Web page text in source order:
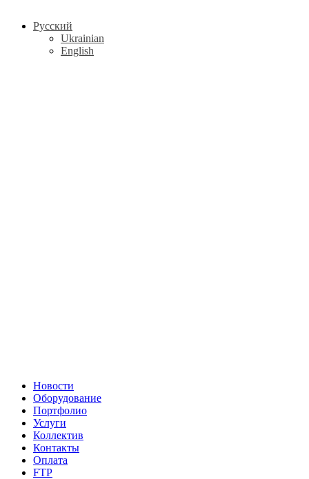
Русский
Ukrainian
English
Новости
Оборудование
Портфолио
Услуги
Коллектив
Контакты
Оплата
FTP